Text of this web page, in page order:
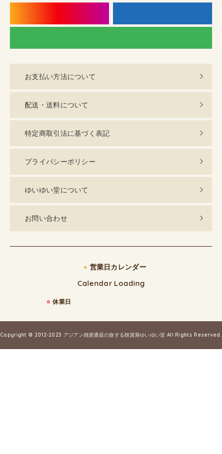
お支払い方法について
配送・送料について
特定商取引法に基づく表記
プライバシーポリシー
ゆいゆい堂について
お問い合わせ
● 営業日カレンダー
Calendar Loading
■ 休業日
Copyright © 2012-2023 アジアン雑貨通販の旅する雑貨屋ゆいゆい堂 All Rights Reserved.